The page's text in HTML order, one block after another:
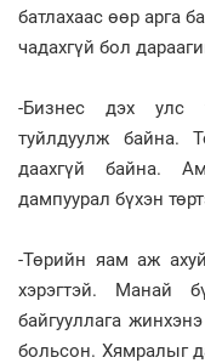
батлахаас өөр арга
чадахгүй бол
-Бизнес дэх улс
туйлдуулж байна.
даахгүй байна.
дампуурал бүхэн
-Төрийн яам аж
хэрэгтэй. Манай
байгууллага
больсон. Хямралыг